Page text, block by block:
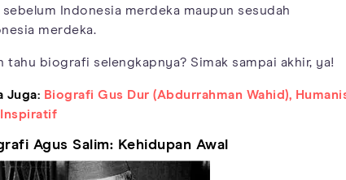
sebelum Indonesia merdeka maupun sesudah
merdeka.
tahu biografi selengkapnya? Simak sampai akhir, ya!
Juga: Biografi Gus Dur (Abdurrahman Wahid),
Agus Salim: Kehidupan Awal